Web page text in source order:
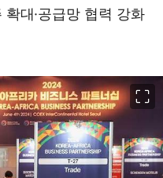
확대·공급망 협력 강화